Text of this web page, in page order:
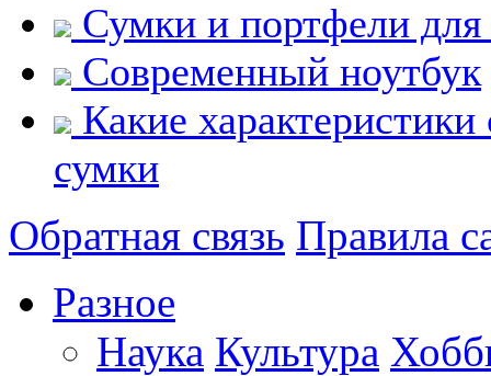
Сумки и портфели
Современный ноутбук
Какие
сумки
Обратная связь Правила
Разное
Наука Культура